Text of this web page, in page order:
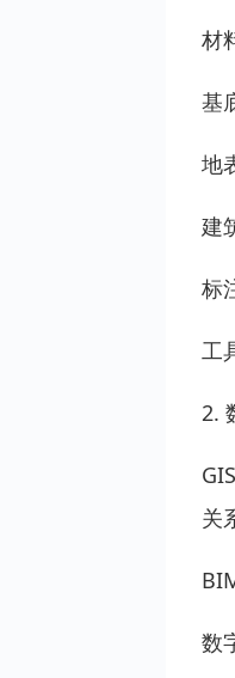
材
基
地
建
标
工
2.
关
数